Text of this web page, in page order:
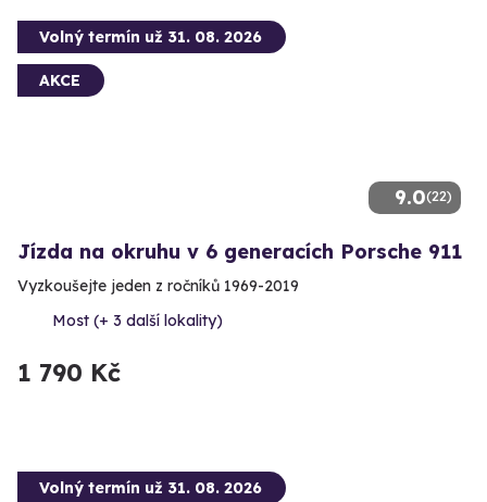
9.0(22)
Volný termín už 31. 08. 2026
AKCE
Jízda na okruhu v 6 generacích Porsche 911
Vyzkoušejte jeden z ročníků 1969-2019
Most (+ 3 další lokality)
1 790 Kč
Volný termín už 31. 08. 2026